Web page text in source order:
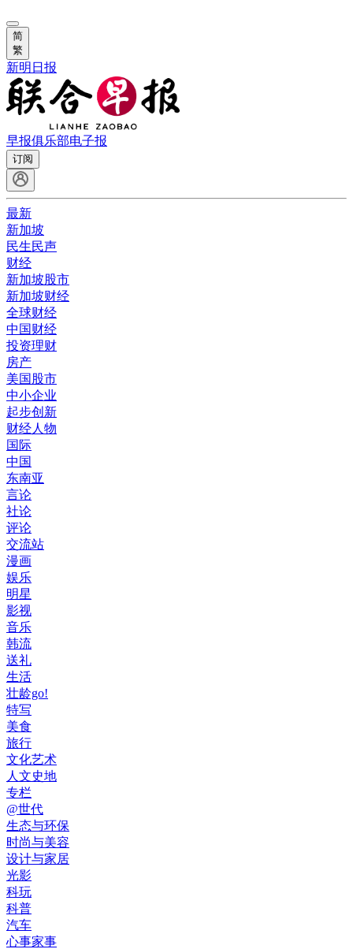
简
繁
新明日报
早报俱乐部电子报
订阅
最新
新加坡
民生民声
财经
新加坡股市
新加坡财经
全球财经
中国财经
投资理财
房产
美国股市
中小企业
起步创新
财经人物
国际
中国
东南亚
言论
社论
评论
交流站
漫画
娱乐
明星
影视
音乐
韩流
送礼
生活
壮龄go!
特写
美食
旅行
文化艺术
人文史地
专栏
@世代
生态与环保
时尚与美容
设计与家居
光影
科玩
科普
汽车
心事家事